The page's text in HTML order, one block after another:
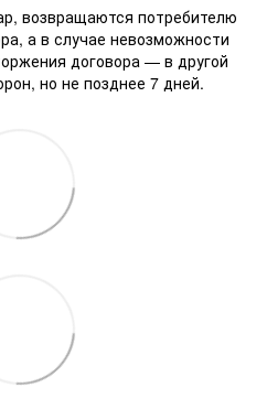
возвращаются потребителю
а в случае невозможности
договора — в другой
но не позднее 7 дней.